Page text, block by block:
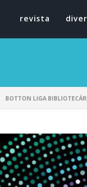
revista
BOTTON LIGA